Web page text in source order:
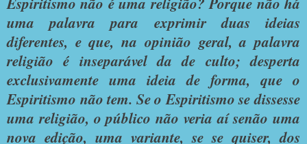
uma palavra para exprimir duas ideias
diferentes, e que, na opinião geral, a palavra
religião é inseparável da de culto; desperta
exclusivamente uma ideia de forma, que o
Espiritismo não tem. Se o Espiritismo se dissesse
uma religião, o público não veria aí senão uma
nova edição, uma variante, se se quiser, dos